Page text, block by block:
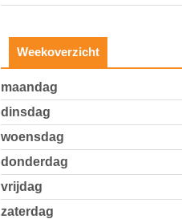
Weekoverzicht
maandag
dinsdag
woensdag
donderdag
vrijdag
zaterdag